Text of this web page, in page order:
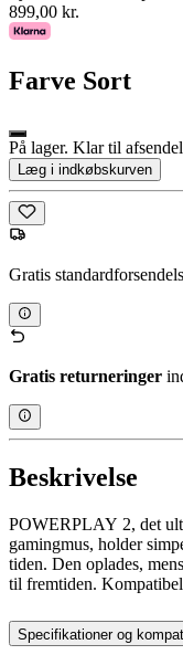
899,00 kr.
Farve Sort
På lager. Klar til
Læg i indkøbskurven
Gratis
Gratis returneringer
Beskrivelse
POWERPLAY 2, det
gamingmus, holder
tiden. Den oplades,
til fremtiden.
Specifikationer og